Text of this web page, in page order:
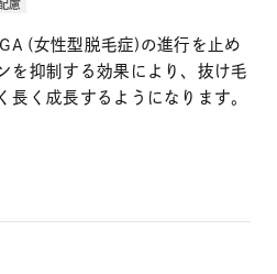
慮
(女性型脱毛症)の進行を止め
を抑制する効果により、抜け毛
長く成長するようになります。